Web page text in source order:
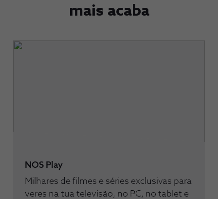
mais acaba
NOS Play
Milhares de filmes e séries exclusivas para
veres na tua televisão, no PC, no tablet e